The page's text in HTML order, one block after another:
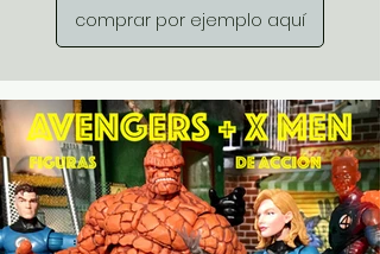
comprar por ejemplo aquí